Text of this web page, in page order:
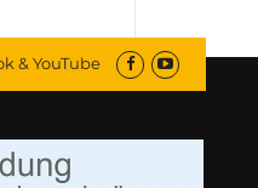
& YouTube